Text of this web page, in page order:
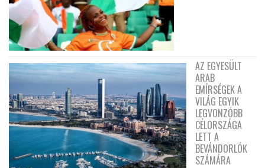
AZ EGYESÜLT
ARAB
EMÍRSÉGEK A
VILÁG EGYIK
LEGVONZÓBB
CÉLORSZÁGA
LETT A
BEVÁNDORLÓK
SZÁMÁRA